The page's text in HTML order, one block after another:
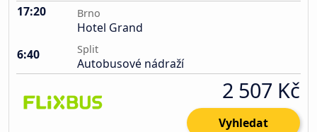
17:20 Brno
Hotel Grand
6:40
Split
Autobusové nádraží
2 507 Kč
Vyhledat